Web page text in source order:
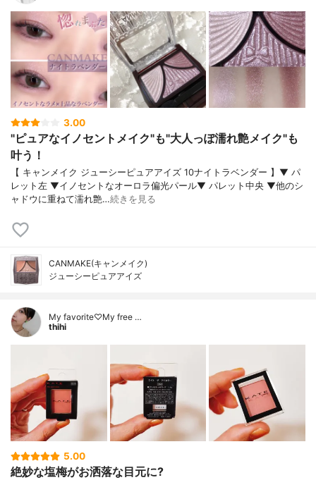
3.00
"ピュアなイノセントメイク"も"大人っぽ濡れ艶メイク"も
叶う！
【 キャンメイク ジューシーピュアアイズ 10ナイトラベンダー 】▼ パ
レット左 ▼イノセントなオーロラ偏光パール▼ パレット中央 ▼他のシ
ャドウに重ねて濡れ艶…続きを見る
CANMAKE(キャンメイク)
ジューシーピュアアイズ
My favorite♡My free …
thihi
5.00
絶妙な塩梅がお洒落な目元に?